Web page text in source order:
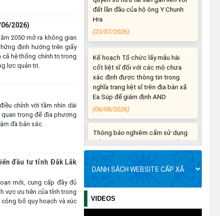
2026)
2050 mở ra không gian
định hướng trên giấy
hệ thống chính trị trong
lực quản trị.
chỉnh với tầm nhìn dài
trọng để địa phương
đà bản sắc.
đầu tư tỉnh Đắk Lắk
mới, cung cấp đầy đủ
vực ưu tiên của tỉnh trong
bố quy hoạch và xúc
(23/07/2026)
Kế hoạch Tổ chức lấy mẫu hài
cốt liệt sĩ đối với các mộ chưa
nghĩa trang liệt sĩ trên địa bàn xã
Ea Súp để giám định AND
(06/08/2026)
Thông báo nghiêm cấm sử dụng
đất với khu vực Quy hoạch cấp
đất sản xuất cho các hộ nghèo,
cận nghèo thiếu đất sản xuất
trên địa bàn xã.
(06/08/2026)
THÔNG BÁO: Cảnh báo thủ đoạn
đạc, lập bản đồ địa chính, lập hồ
sơ địa chính và hoàn thành cơ sở
VIDEOS